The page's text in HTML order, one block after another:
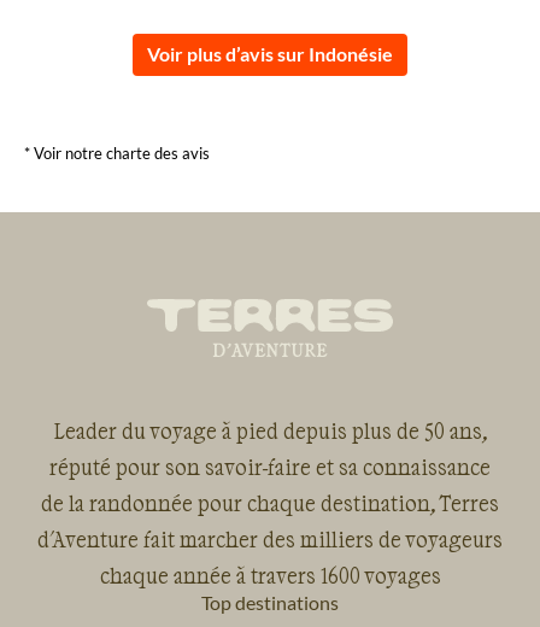
Voir plus d’avis sur Indonésie
* Voir notre charte des avis
Leader du voyage à pied depuis plus de 50 ans,
réputé pour son savoir-faire et sa connaissance
de la randonnée pour chaque destination, Terres
d'Aventure fait marcher des milliers de voyageurs
chaque année à travers 1600 voyages
Top destinations